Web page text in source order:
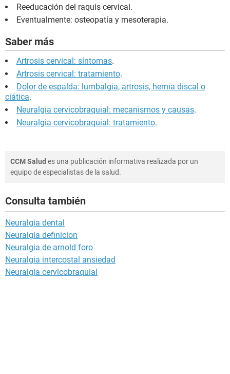
Reeducación del raquis cervical.
Eventualmente: osteopatía y mesoterapia.
Saber más
Artrosis cervical: síntomas.
Artrosis cervical: tratamiento.
Dolor de espalda: lumbalgia, artrosis, hernia discal o
ciática.
Neuralgia cervicobraquial: mecanismos y causas.
Neuralgia cervicobraquial: tratamiento.
CCM Salud es una publicación informativa realizada por un
equipo de especialistas de la salud.
Consulta también
Neuralgia dental
Neuralgia definicion
Neuralgia de arnold foro
Neuralgia intercostal ansiedad
Neuralgia cervicobraquial